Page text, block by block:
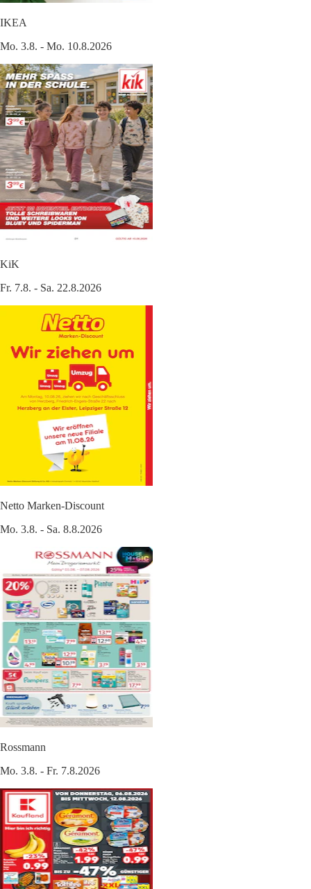
IKEA
Mo. 3.8. - Mo. 10.8.2026
KiK
Fr. 7.8. - Sa. 22.8.2026
Netto Marken-Discount
Mo. 3.8. - Sa. 8.8.2026
Rossmann
Mo. 3.8. - Fr. 7.8.2026